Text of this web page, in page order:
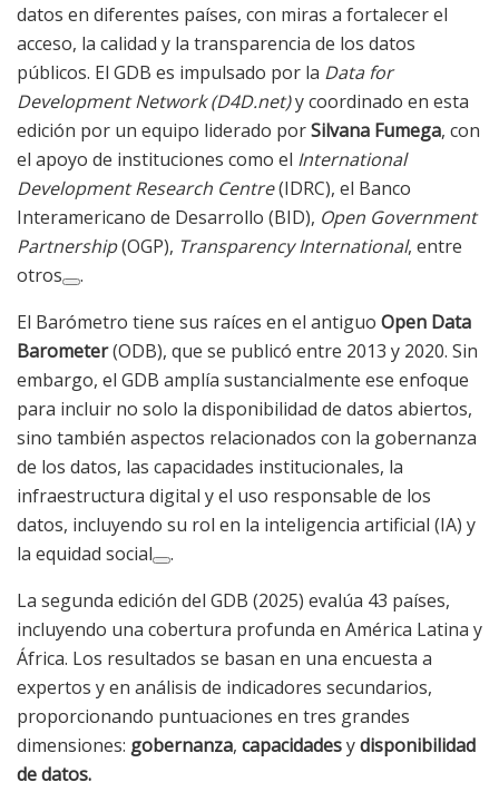
datos en diferentes países, con miras a fortalecer el
acceso, la calidad y la transparencia de los datos
públicos. El GDB es impulsado por la Data for
Development Network (D4D.net)y coordinado en esta
edición por un equipo liderado porSilvana Fumega, con
el apoyo de instituciones como el International
Development Research Centre(IDRC), el Banco
Interamericano de Desarrollo (BID), Open Government
Partnership(OGP), Transparency International, entre
otros
.
El Barómetro tiene sus raíces en el antiguo Open Data
Barometer(ODB), que se publicó entre 2013 y 2020. Sin
embargo, el GDB amplía sustancialmente ese enfoque
para incluir no solo la disponibilidad de datos abiertos,
sino también aspectos relacionados con la gobernanza
de los datos, las capacidades institucionales, la
infraestructura digital y el uso responsable de los
datos, incluyendo su rol en la inteligencia artificial (IA) y
la equidad social
.
La segunda edición del GDB (2025) evalúa 43 países,
incluyendo una cobertura profunda en América Latina y
África. Los resultados se basan en una encuesta a
expertos y en análisis de indicadores secundarios,
proporcionando puntuaciones en tres grandes
dimensiones: gobernanza, capacidadesydisponibilidad
de datos.